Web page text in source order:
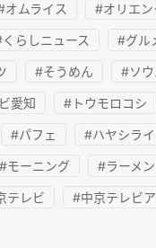
オムライス #オリエン
らしニュース #グル
#そうめん #ソウ
愛知 #トウモロコシ
#パフェ #ハヤシライ
#モーニング #ラーメン
テレビ #中京テレビ